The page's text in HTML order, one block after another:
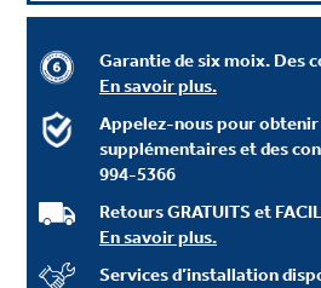
Garantie de six moix. Des
En savoir plus.
Appelez-nous pour obtenir
supplémentaires et des
994-5366
Retours GRATUITS et
En savoir plus.
Services d’installation